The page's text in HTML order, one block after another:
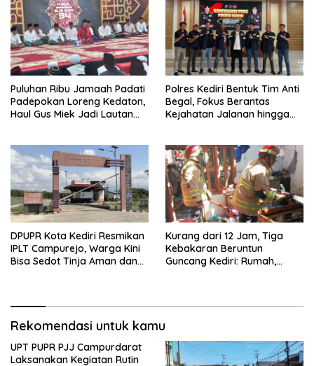
Puluhan Ribu Jamaah Padati
Padepokan Loreng Kedaton,
Haul Gus Miek Jadi Lautan
Polres Kediri Bentuk Tim Anti
Begal, Fokus Berantas
Kejahatan Jalanan hingga
DPUPR Kota Kediri Resmikan
IPLT Campurejo, Warga Kini
Bisa Sedot Tinja Aman dan
Kurang dari 12 Jam, Tiga
Kebakaran Beruntun
Guncang Kediri: Rumah,
Rekomendasi untuk kamu
UPT PUPR PJJ Campurdarat
Laksanakan Kegiatan Rutin